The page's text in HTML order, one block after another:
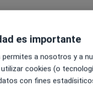
Dirección 2
es importante
permites a nosotros y a
cookies (o
con fines